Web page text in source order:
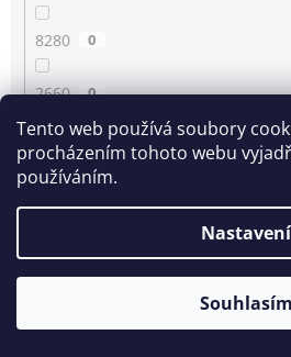
Tento web používá soubory
procházením tohoto webu
používáním.
Nastavení
Souhlasím
8280 0
2660 0
4430 0